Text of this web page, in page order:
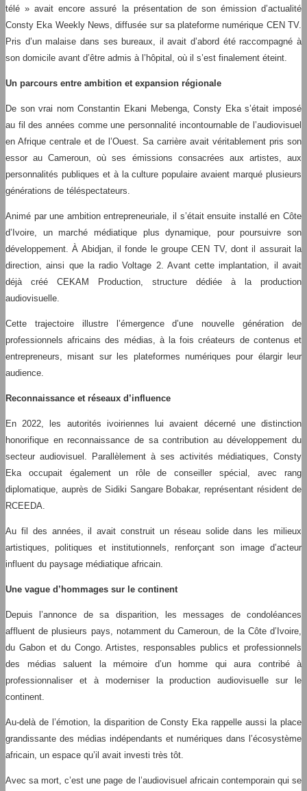
télé » avait encore assuré la présentation de son émission d’actualité
Consty Eka Weekly News, diffusée sur sa plateforme numérique CEN TV.
Pris d’un malaise dans ses bureaux, il avait d’abord été raccompagné à
son domicile avant d’être admis à l’hôpital, où il s’est finalement éteint.
Un parcours entre ambition et expansion régionale
De son vrai nom Constantin Ekani Mebenga, Consty Eka s’était imposé
au fil des années comme une personnalité incontournable de l’audiovisuel
en Afrique centrale et de l’Ouest. Sa carrière avait véritablement pris son
essor au Cameroun, où ses émissions consacrées aux artistes, aux
personnalités publiques et à la culture populaire avaient marqué plusieurs
générations de téléspectateurs.
Animé par une ambition entrepreneuriale, il s’était ensuite installé en Côte
d’Ivoire, un marché médiatique plus dynamique, pour poursuivre son
développement. À Abidjan, il fonde le groupe CEN TV, dont il assurait la
direction, ainsi que la radio Voltage 2. Avant cette implantation, il avait
déjà créé CEKAM Production, structure dédiée à la production
audiovisuelle.
Cette trajectoire illustre l’émergence d’une nouvelle génération de
professionnels africains des médias, à la fois créateurs de contenus et
entrepreneurs, misant sur les plateformes numériques pour élargir leur
audience.
Reconnaissance et réseaux d’influence
En 2022, les autorités ivoiriennes lui avaient décerné une distinction
honorifique en reconnaissance de sa contribution au développement du
secteur audiovisuel. Parallèlement à ses activités médiatiques, Consty
Eka occupait également un rôle de conseiller spécial, avec rang
diplomatique, auprès de Sidiki Sangare Bobakar, représentant résident de
RCEEDA.
Au fil des années, il avait construit un réseau solide dans les milieux
artistiques, politiques et institutionnels, renforçant son image d’acteur
influent du paysage médiatique africain.
Une vague d’hommages sur le continent
Depuis l’annonce de sa disparition, les messages de condoléances
affluent de plusieurs pays, notamment du Cameroun, de la Côte d’Ivoire,
du Gabon et du Congo. Artistes, responsables publics et professionnels
des médias saluent la mémoire d’un homme qui aura contribé à
professionnaliser et à moderniser la production audiovisuelle sur le
continent.
Au-delà de l’émotion, la disparition de Consty Eka rappelle aussi la place
grandissante des médias indépendants et numériques dans l’écosystème
africain, un espace qu’il avait investi très tôt.
Avec sa mort, c’est une page de l’audiovisuel africain contemporain qui se